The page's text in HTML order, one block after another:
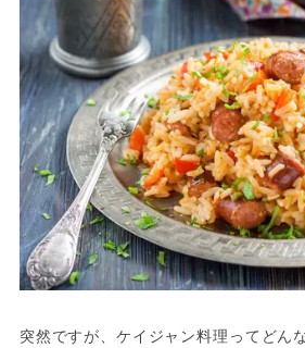
突然ですが、ケイジャン料理ってどん